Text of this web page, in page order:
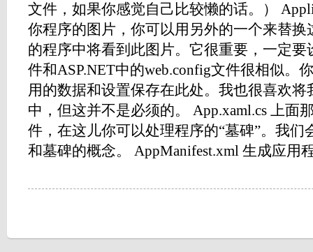
文件，如果你感觉自己比较懒的话。）
你程序的图片，你可以用另外的一个来替
的程序中将看到此图片。它很重要，一定要
件和ASP.NET中的web.config文件很相似。
用的数据和设置保存在此处。我也很喜欢
中，但这并不是必须的。 App.xaml.cs 上面
件，在这儿你可以处理程序的“墓碑”。我们
和墓碑的概念。 AppManifest.xml 生成应用